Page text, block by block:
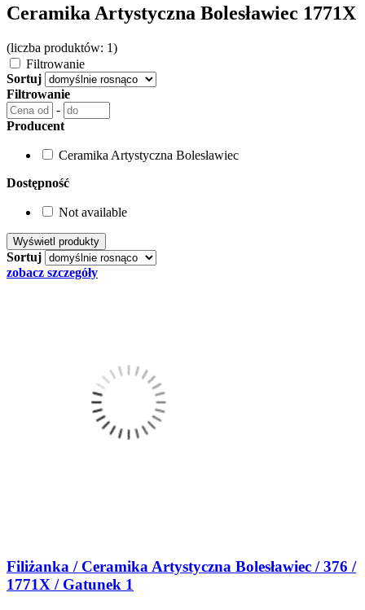
Ceramika Artystyczna Bolesławiec 1771X
(liczba produktów: 1)
Filtrowanie
Sortuj
Filtrowanie
-
Producent
Ceramika Artystyczna Bolesławiec
Dostępność
Not available
Sortuj
zobacz szczegóły
Filiżanka / Ceramika Artystyczna Bolesławiec / 376 /
1771X / Gatunek 1